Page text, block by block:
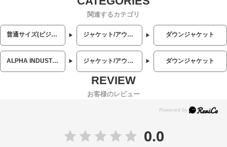
関連するカテゴリ
普通サイズ(ビジネス・カジュアル) ジャケット/アウター ダウンジャケット
ALPHA INDUSTRIES INC (アルファインダストリーズ) ジャケット/アウター ダウンジャケット
お客様のレビュー
0.0